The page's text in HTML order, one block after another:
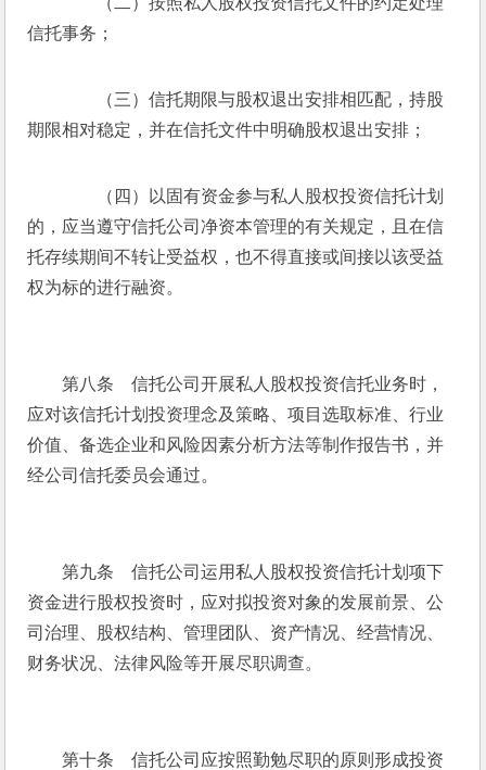
信托事务；
（三）信托期限与股权退出安排相匹配，持股
期限相对稳定，并在信托文件中明确股权退出安排；
（四）以固有资金参与私人股权投资信托计划
的，应当遵守信托公司净资本管理的有关规定，且在信
托存续期间不转让受益权，也不得直接或间接以该受益
权为标的进行融资。
第八条　信托公司开展私人股权投资信托业务时，
应对该信托计划投资理念及策略、项目选取标准、行业
价值、备选企业和风险因素分析方法等制作报告书，并
经公司信托委员会通过。
第九条　信托公司运用私人股权投资信托计划项下
资金进行股权投资时，应对拟投资对象的发展前景、公
司治理、股权结构、管理团队、资产情况、经营情况、
财务状况、法律风险等开展尽职调查。
第十条　信托公司应按照勤勉尽职的原则形成投资